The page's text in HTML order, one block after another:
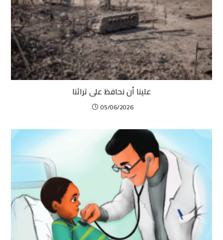
علينا أن نحافظ على تراثنا
05/06/2026